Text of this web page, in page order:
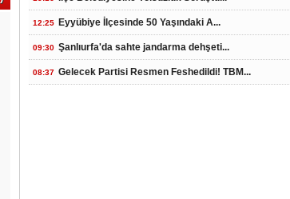
12:25 Eyyübiye İlçesinde 50 Yaşındaki A...
09:30 Şanlıurfa'da sahte jandarma dehşeti...
08:37 Gelecek Partisi Resmen Feshedildi! TBM...